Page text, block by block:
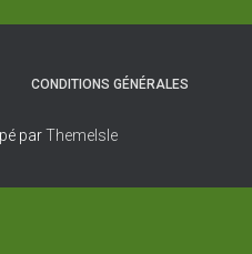
CONDITIONS GÉNÉRALES
parThemeIsle